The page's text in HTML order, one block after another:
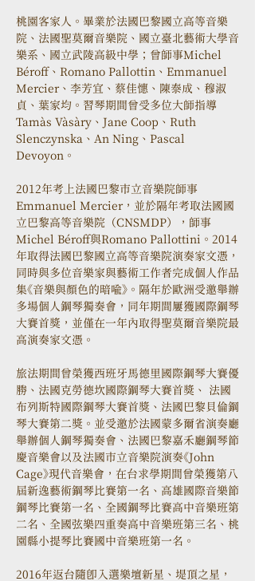
桃園客家人。畢業於法國巴黎國立高等音樂
院、法國聖莫爾音樂院、國立臺北藝術大學音
樂系、國立武陵高級中學；曾師事Michel
Béroff、Romano Pallottin、Emmanuel
Mercier、李芳宜、蔡佳憓、陳泰成、穆淑
貞、葉家均。習琴期間曾受多位大師指導
Tamàs Vàsàry、Jane Coop、Ruth
Slenczynska、An Ning、Pascal
Devoyon。
2012年考上法國巴黎市立音樂院師事
Emmanuel Mercier，並於隔年考取法國國
立巴黎高等音樂院（CNSMDP），師事
Michel Béroff與Romano Pallottini。2014
年取得法國巴黎國立高等音樂院演奏家文憑，
同時與多位音樂家與藝術工作者完成個人作品
集《音樂與顏色的暗喻》。隔年於歐洲受邀舉辦
多場個人鋼琴獨奏會，同年期間屢獲國際鋼琴
大賽首獎，並僅在一年內取得聖莫爾音樂院最
高演奏家文憑。
旅法期間曾榮獲西班牙馬德里國際鋼琴大賽優
勝、法國克勞德坎國際鋼琴大賽首獎、 法國
布列斯特國際鋼琴大賽首獎、法國巴黎貝倫鋼
琴大賽第二獎。並受邀於法國蒙多爾省演奏廳
舉辦個人鋼琴獨奏會、法國巴黎嘉禾廳鋼琴節
慶音樂會以及法國市立音樂院演奏《John
Cage》現代音樂會，在台求學期間曾榮獲第八
屆新逸藝術鋼琴比賽第一名、高雄國際音樂節
鋼琴比賽第一名、全國鋼琴比賽高中音樂班第
二名、全國弦樂四重奏高中音樂班第三名、桃
園縣小提琴比賽國中音樂班第一名。
2016年返台隨即入選樂壇新星、堤頂之星，